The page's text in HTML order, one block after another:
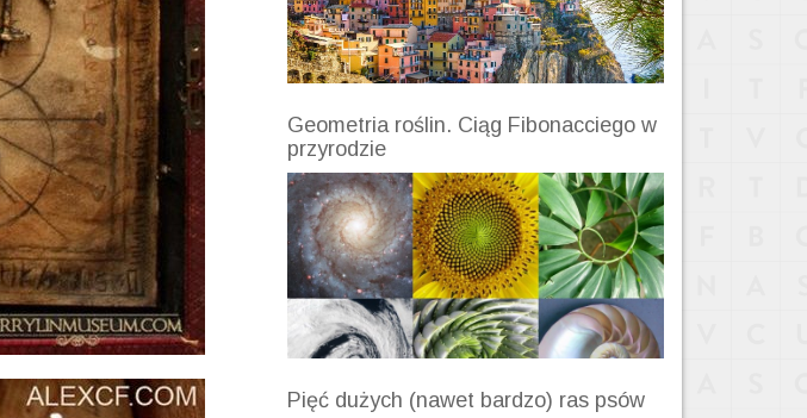
Geometria roślin. Ciąg Fibonacciego w
przyrodzie
Pięć dużych (nawet bardzo) ras psów